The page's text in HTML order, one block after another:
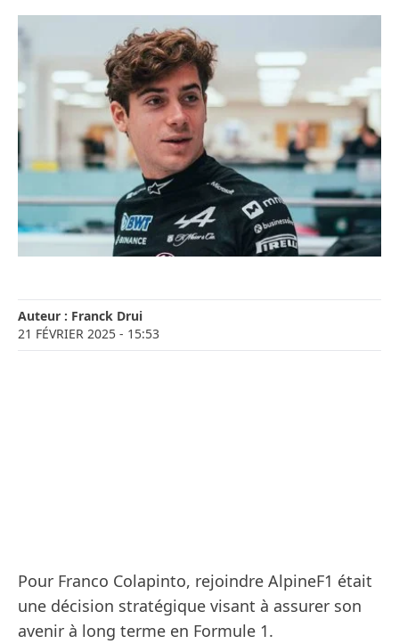
Auteur : Franck Drui
21 FÉVRIER 2025 - 15:53
Pour Franco Colapinto, rejoindre AlpineF1 était
une décision stratégique visant à assurer son
avenir à long terme en Formule 1.